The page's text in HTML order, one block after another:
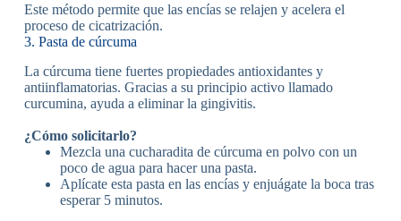
Este método permite que las encías se relajen y acelera el
proceso de cicatrización.
3. Pasta de cúrcuma
La cúrcuma tiene fuertes propiedades antioxidantes y
antiinflamatorias. Gracias a su principio activo llamado
curcumina, ayuda a eliminar la gingivitis.
¿Cómo solicitarlo?
Mezcla una cucharadita de cúrcuma en polvo con un
poco de agua para hacer una pasta.
Aplícate esta pasta en las encías y enjuágate la boca tras
esperar 5 minutos.